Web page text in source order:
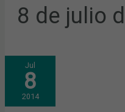
8 de julio
Jul
8
2014
¿CÓMO
ERA
EL
MUNDO
DE
LA
SALUD